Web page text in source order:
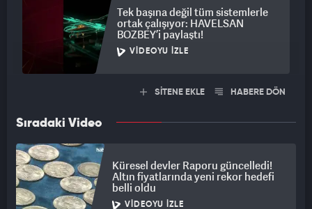
Tek başına değil tüm sistemlerle
ortak çalışıyor: HAVELSAN
BOZBEY’i paylaştı!
VIDEOYU İZLE
SİTENE EKLE HABERE DÖN
Sıradaki Video
Küresel devler Raporu güncelledi!
Altın fiyatlarında yeni rekor hedefi
belli oldu
VIDEOYU İZLE